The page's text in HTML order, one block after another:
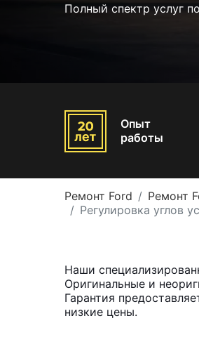
Полный спектр услуг
Опыт
работы
Ремонт Ford Ремонт
Регулировка углов
Наши
Оригинальные и
Гарантия
низкие цены.